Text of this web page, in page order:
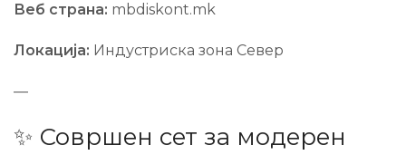
Веб страна: mbdiskont.mk
Локација: Индустриска зона Север
—
✨ Совршен сет за модерен